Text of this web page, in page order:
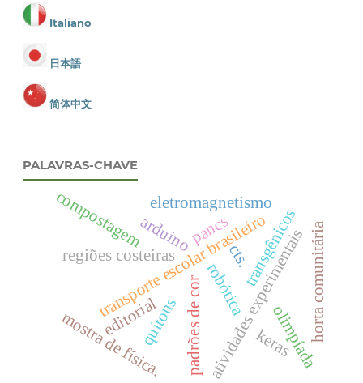
Italiano
日本語
简体中文
PALAVRAS-CHAVE
editorial padrões de coratividades experimentais
mostra de física.
transporte escolar brasileiro
quítons
regiões costeiras
olimpíada
robótica
keras
horta comunitária
transgênicos
cts.
compostagem eletromagnetismo
arduinopancs